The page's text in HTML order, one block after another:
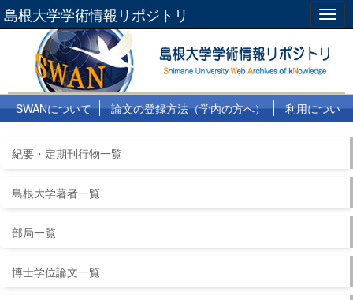
島根大学学術情報リポジトリ
SWANについて 論文の登録方法（学内の方へ）
利用につい
紀要・定期刊行物一覧
島根大学著者一覧
部局一覧
博士学位論文一覧